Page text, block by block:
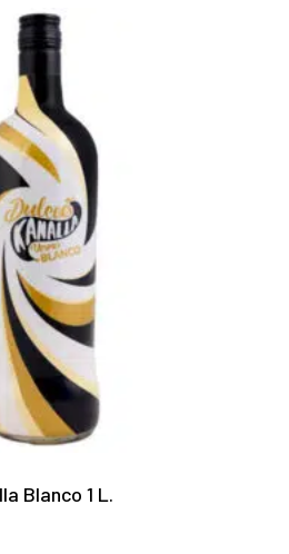
Blanco 1 L.